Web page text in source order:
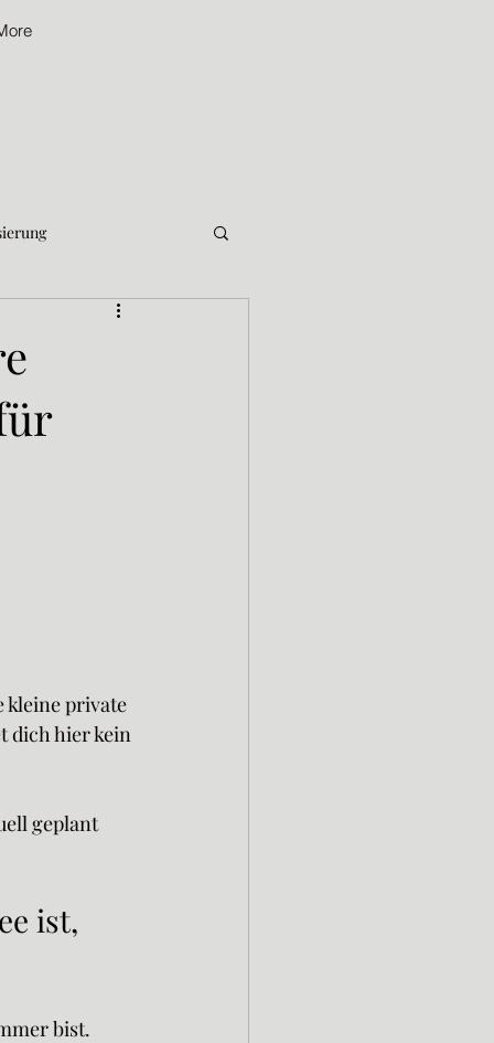
Nachhaltig im Alltag
kleine private
dich hier kein
geplant
ist,
bist.